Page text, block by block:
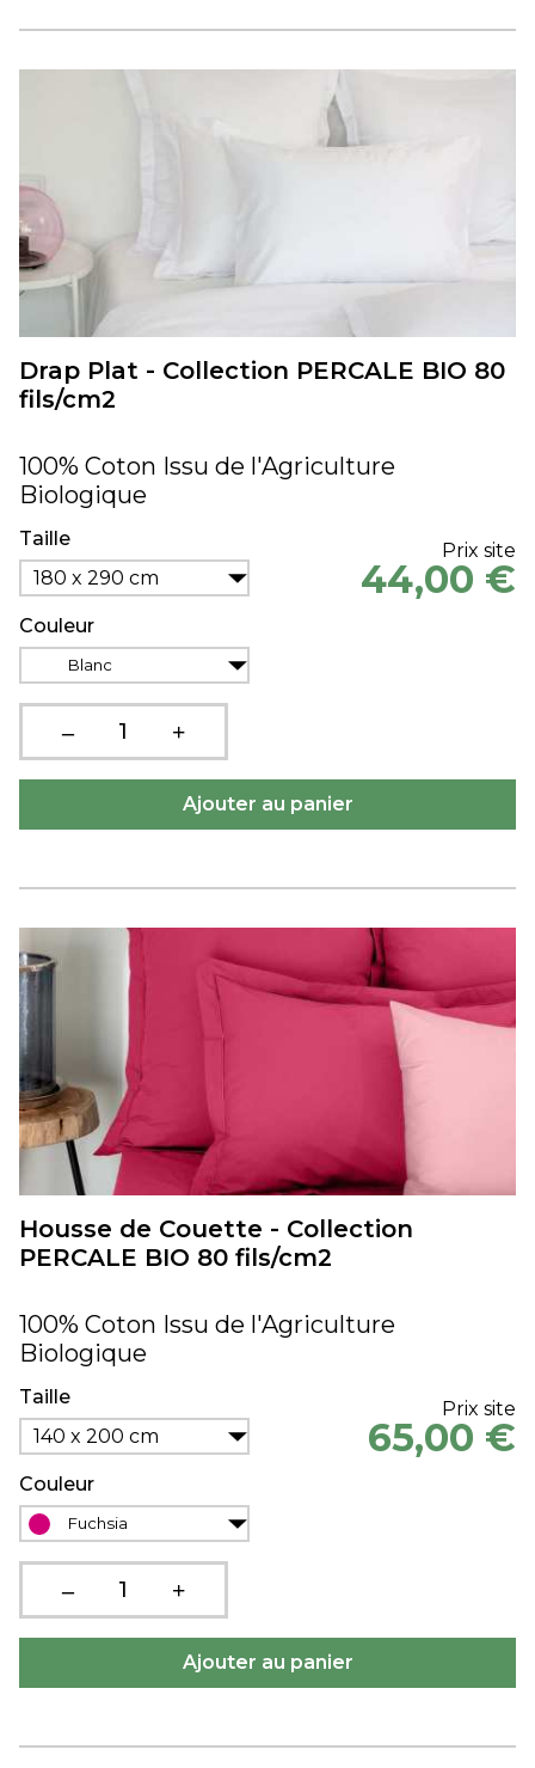
Drap Plat - Collection PERCALE BIO 80
fils/cm2
100% Coton Issu de l'Agriculture
Biologique
Taille
180 x 290 cm
Couleur
Blanc
Prix site
44,00 €
Housse de Couette - Collection
PERCALE BIO 80 fils/cm2
100% Coton Issu de l'Agriculture
Biologique
Taille
140 x 200 cm
Couleur
Fuchsia
Prix site
65,00 €